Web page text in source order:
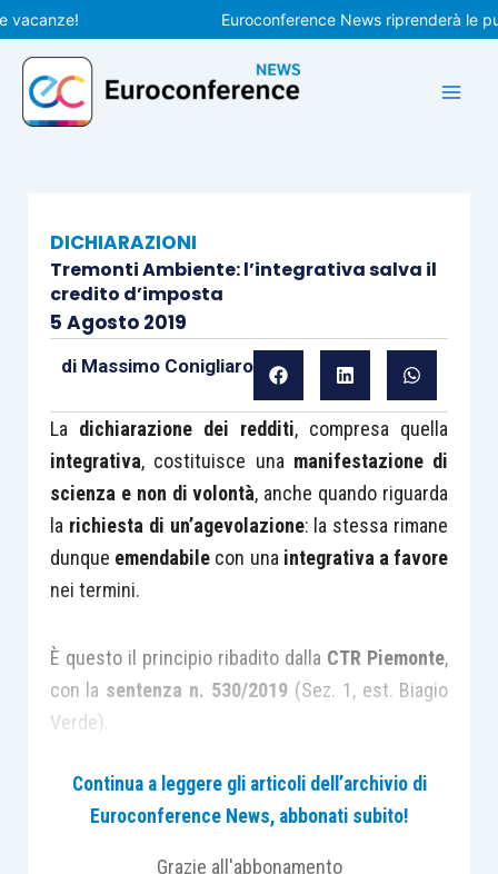
Vai
al
contenuto
Euroconference News riprenderà le
DICHIARAZIONI
Tremonti Ambiente: l’integrativa salva il
credito d’imposta
5 Agosto 2019
di Massimo Conigliaro
La dichiarazione dei redditi, compresa quella
integrativa, costituisce una manifestazione di
scienza e non di volontà, anche quando riguarda
la richiesta di un’agevolazione: la stessa rimane
dunque emendabilecon una integrativa a favore
nei termini.
È questo il principio ribadito dalla CTR Piemonte,
con la sentenza n. 530/2019 (Sez. 1, est. Biagio
Verde).
In tale giudizio, la controversia traeva origine da
unacartella di pagamentoconseguente il
controllo automatizzato ex
Continua a leggere gli articoli dell’archivio di
Euroconference News, abbonati subito!
Grazie all'abbonamento